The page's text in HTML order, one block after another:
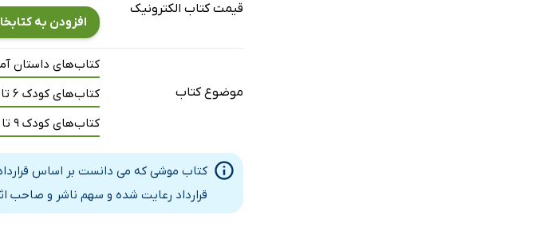
قیمت کتاب الکترونیک
افزودن به
موضوع کتاب
کتاب‌های داستان
کتاب‌های کودک 6 تا 8 سال
کتاب‌های کودک 9 تا 12 سال
کتاب موشی که می دانست بر اساس
قرارداد رعایت شده و سهم ناشر و صاحب